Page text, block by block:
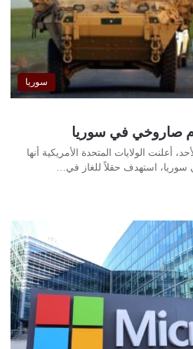
سوريا
صاروخي في سوريا
أعلنت الولايات المتحدة الأمريكية أنها
استهدف حقلاً للغاز في…